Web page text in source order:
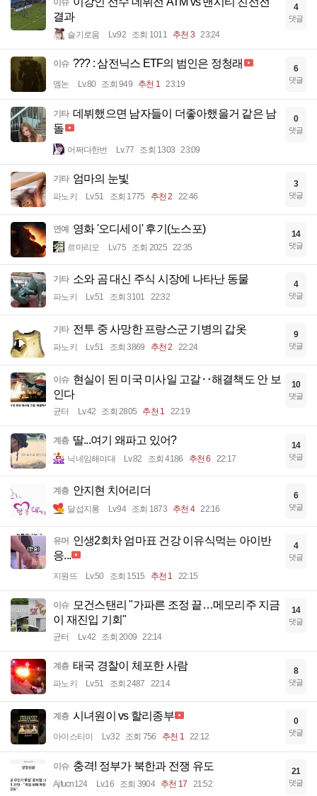
결과
슬기로움 Lv.92 조회 1011 추천 3 23:24
4
댓글
이슈 ??? : 삼전닉스 ETF의 범인은 정청래
멤논 Lv.80 조회 949 추천 1 23:19
6
댓글
기타 데뷔했으면 남자들이 더좋아했을거 같은 남
돌
어쩌다한번 Lv.77 조회 1303 23:09
0
댓글
기타 엄마의 눈빛
파노키 Lv.51 조회 1775 추천 2 22:46
3
댓글
연예 영화 '오디세이' 후기(노스포)
르마리오 Lv.75 조회 2025 22:35
14
댓글
기타 소와 곰 대신 주식 시장에 나타난 동물
파노키 Lv.51 조회 3101 22:32
4
댓글
기타 전투 중 사망한 프랑스군 기병의 갑옷
파노키 Lv.51 조회 3869 추천 2 22:24
9
댓글
이슈 현실이 된 미국 미사일 고갈‥해결책도 안 보
인다
균터 Lv.42 조회 2805 추천 1 22:19
10
댓글
계층 딸...여기 왜파고 있어?
닉네임해야대 Lv.82 조회 4186 추천 6 22:17
14
댓글
계층 안지현 치어리더
달섭지롱 Lv.94 조회 1873 추천 4 22:16
6
댓글
유머 인생2회차 엄마표 건강 이유식먹는 아이반
응...
지원뜨 Lv.50 조회 1515 추천 1 22:15
4
댓글
이슈
모건스탠리 "가파른 조정 끝…메모리주 지금
이 재진입 기회"
균터 Lv.42 조회 2009 22:14
14
댓글
계층 태국 경찰이 체포한 사람
파노키 Lv.51 조회 2487 22:14
8
댓글
계층 시녀원이 vs 할리종부
아이스티이 Lv.32 조회 756 추천 1 22:12
0
댓글
이슈 충격! 정부가 북한과 전쟁 유도
Ajfucn124 Lv.16 조회 3904 추천 17 21:52
21
댓글